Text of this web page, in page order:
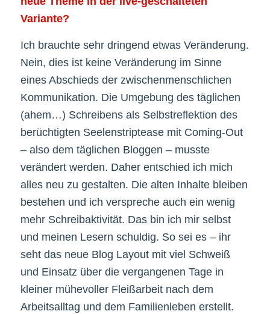
Variante?
Ich brauchte sehr dringend etwas Veränderung.
Nein, dies ist keine Veränderung im Sinne
eines Abschieds der zwischenmenschlichen
Kommunikation. Die Umgebung des täglichen
(ahem…) Schreibens als Selbstreflektion des
berüchtigten Seelenstriptease mit Coming-Out
– also dem täglichen Bloggen – musste
verändert werden. Daher entschied ich mich
alles neu zu gestalten. Die alten Inhalte bleiben
bestehen und ich verspreche auch ein wenig
mehr Schreibaktivität. Das bin ich mir selbst
und meinen Lesern schuldig. So sei es – ihr
seht das neue Blog Layout mit viel Schweiß
und Einsatz über die vergangenen Tage in
kleiner mühevoller Fleißarbeit nach dem
Arbeitsalltag und dem Familienleben erstellt.